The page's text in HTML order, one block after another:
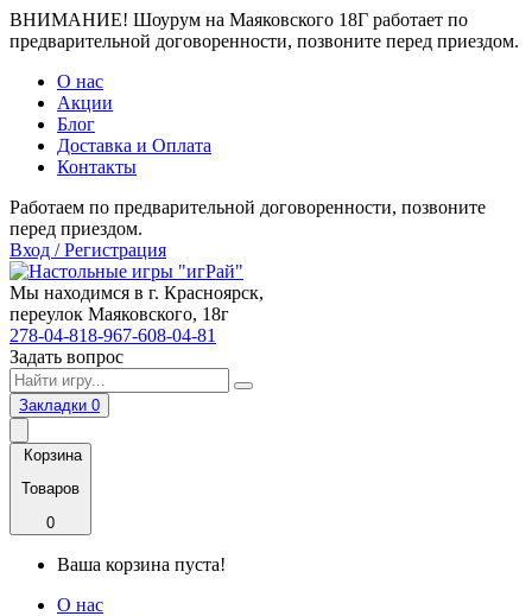
ВНИМАНИЕ! Шоурум на Маяковского 18Г работает по
предварительной договоренности, позвоните перед приездом.
О нас
Акции
Блог
Доставка и Оплата
Контакты
Работаем по предварительной договоренности, позвоните
перед приездом.
Вход / Регистрация
Мы находимся в г. Красноярск,
переулок Маяковского, 18г
278-04-818-967-608-04-81
Задать вопрос
Закладки 0
Корзина
Товаров
0
Ваша корзина пуста!
О нас